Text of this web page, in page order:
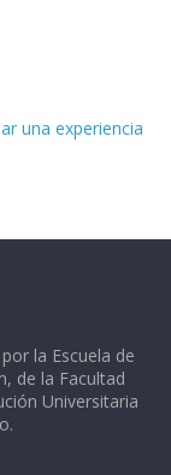
una experiencia
la Escuela de
de la Facultad
Universitaria